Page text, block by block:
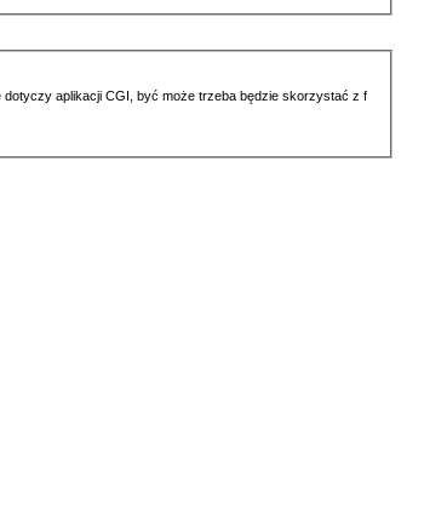
dotyczy aplikacji CGI, być może trzeba będzie skorzystać z f